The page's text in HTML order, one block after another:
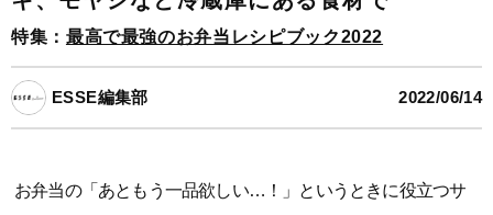
特集： 最高で最強のお弁当レシピブック2022
ESSE編集部 2022/06/14
お弁当の「あともう一品欲しい…！」というときに役立つサ